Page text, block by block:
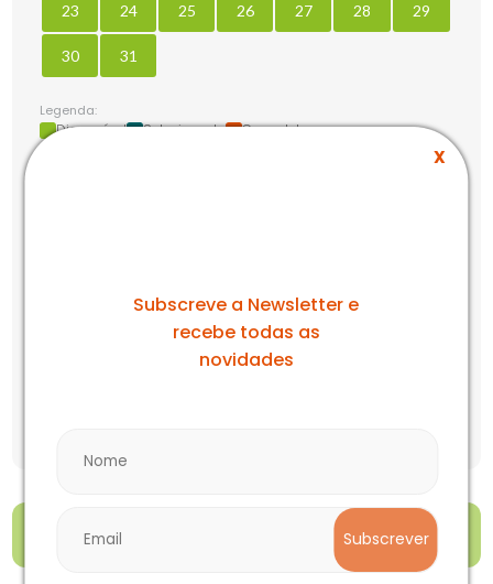
23 24 25 26 27 28 29
30 31
Legenda:
Disponível Selecionado Completo
Karts a Pedais
Suplemento: Fun Zone (1 dia)
X
Subscreve a Newsletter e
recebe todas as
novidades
Subscrever